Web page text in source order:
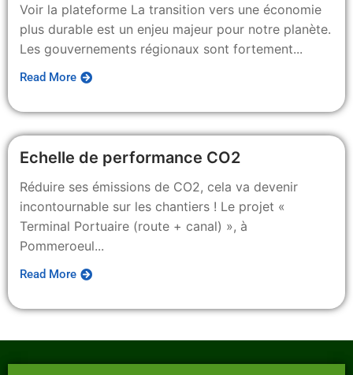
Voir la plateforme La transition vers une économie
plus durable est un enjeu majeur pour notre planète.
Les gouvernements régionaux sont fortement...
Read More
Echelle de performance CO2
Réduire ses émissions de CO2, cela va devenir
incontournable sur les chantiers ! Le projet «
Terminal Portuaire (route + canal) », à
Pommeroeul...
Read More